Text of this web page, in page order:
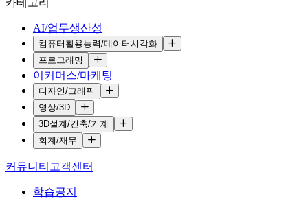
AI/업무생산성
컴퓨터활용능력/데이터시각화
프로그래밍
이커머스/마케팅
디자인/그래픽
영상/3D
3D설계/건축/기계
회계/재무
커뮤니티 고객센터
학습공지